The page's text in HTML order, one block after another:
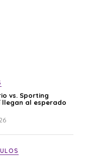
vs. Sporting
llegan al esperado